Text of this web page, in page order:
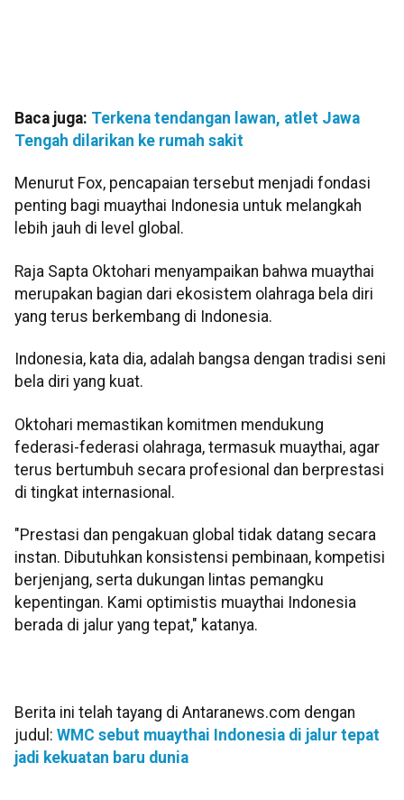
Baca juga: Terkena tendangan lawan, atlet Jawa
Tengah dilarikan ke rumah sakit
Menurut Fox, pencapaian tersebut menjadi fondasi
penting bagi muaythai Indonesia untuk melangkah
lebih jauh di level global.
Raja Sapta Oktohari menyampaikan bahwa muaythai
merupakan bagian dari ekosistem olahraga bela diri
yang terus berkembang di Indonesia.
Indonesia, kata dia, adalah bangsa dengan tradisi seni
bela diri yang kuat.
Oktohari memastikan komitmen mendukung
federasi-federasi olahraga, termasuk muaythai, agar
terus bertumbuh secara profesional dan berprestasi
di tingkat internasional.
"Prestasi dan pengakuan global tidak datang secara
instan. Dibutuhkan konsistensi pembinaan, kompetisi
berjenjang, serta dukungan lintas pemangku
kepentingan. Kami optimistis muaythai Indonesia
berada di jalur yang tepat," katanya.
Berita ini telah tayang di Antaranews.com dengan
judul: WMC sebut muaythai Indonesia di jalur tepat
jadi kekuatan baru dunia